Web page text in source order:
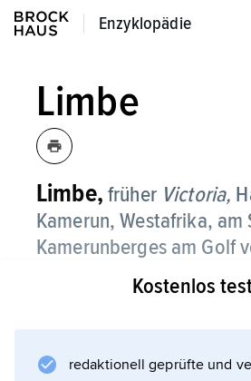
Enzyklopädie
Enzyklopädie
Limbe
Limbe, früher Victoria,
Kamerun, Westafrika, am
Kamerunberges am Golf
72 100 Einwohner;Kostenlos
redaktionell geprüfte und